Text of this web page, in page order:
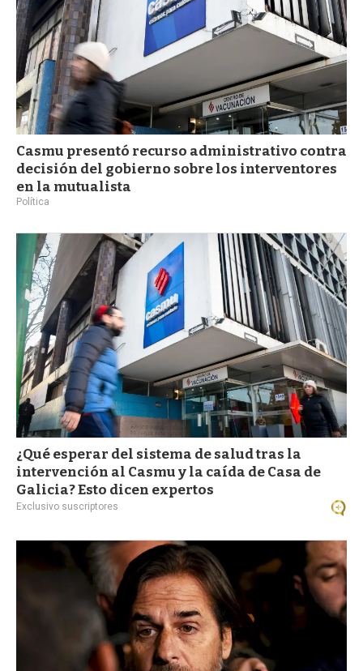
Casmu presentó recurso administrativo contra
decisión del gobierno sobre los interventores
en la mutualista
Política
¿Qué esperar del sistema de salud tras la
intervención al Casmu y la caída de Casa de
Galicia? Esto dicen expertos
Exclusivo suscriptores